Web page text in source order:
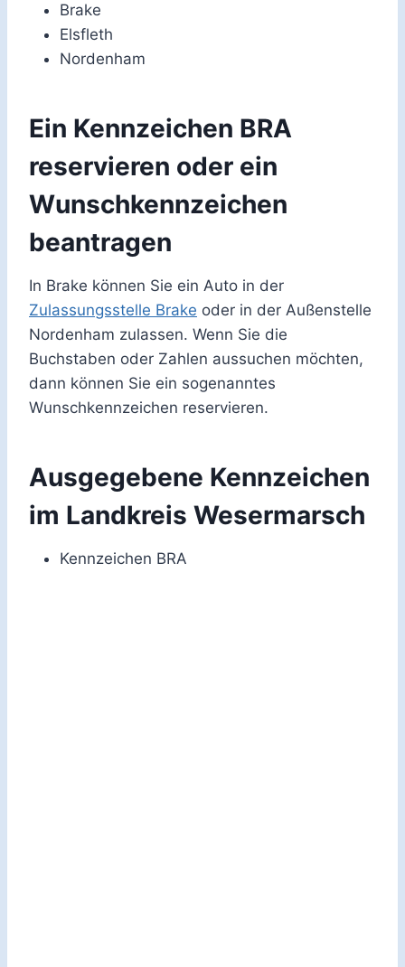
Brake
Elsfleth
Nordenham
Ein Kennzeichen BRA
reservieren oder ein
Wunschkennzeichen
beantragen
In Brake können Sie ein Auto in der
Zulassungsstelle Brake oder in der Außenstelle
Nordenham zulassen. Wenn Sie die
Buchstaben oder Zahlen aussuchen möchten,
dann können Sie ein sogenanntes
Wunschkennzeichen reservieren.
Ausgegebene Kennzeichen
im Landkreis Wesermarsch
Kennzeichen BRA